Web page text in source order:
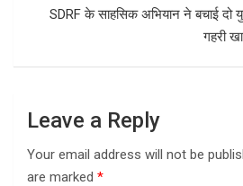
SDRF के साहसिक अभियान ने बचाई दो
गहरी
Leave a Reply
Your email address will not be
are marked *